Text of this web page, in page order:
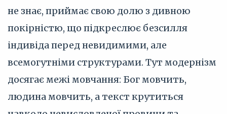
не знає, приймає свою долю з дивною
покірністю, що підкреслює безсилля
індивіда перед невидимими, але
всемогутніми структурами. Тут модернізм
досягає межі мовчання: Бог мовчить,
людина мовчить, а текст крутиться